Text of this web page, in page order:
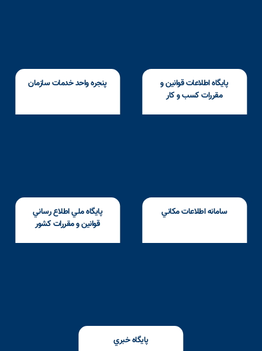
پايگاه اطلاعات قوانين و
مقررات كسب و كار
پنجره واحد خدمات سازمان
سامانه اطلاعات مكاني
پايگاه ملي اطلاع رساني
قوانين و مقررات كشور
پايگاه خبري